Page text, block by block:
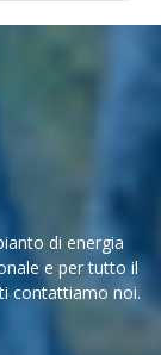
di energia
e per tutto il
contattiamo noi.